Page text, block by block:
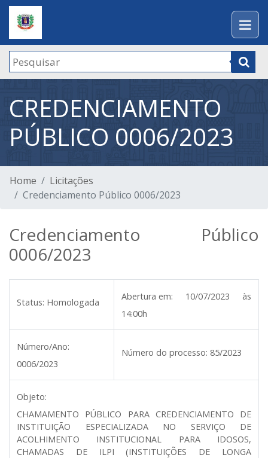
CREDENCIAMENTO
PÚBLICO 0006/2023
Home
Licitações
Credenciamento Público 0006/2023
Credenciamento Público
0006/2023
Status: Homologada
Abertura em:
10/07/2023 às
14:00h
Número/Ano:
0006/2023
Número do processo: 85/2023
Objeto:
CHAMAMENTO PÚBLICO PARA CREDENCIAMENTO DE
INSTITUIÇÃO ESPECIALIZADA NO SERVIÇO DE
ACOLHIMENTO INSTITUCIONAL PARA IDOSOS,
CHAMADAS DE ILPI (INSTITUIÇÕES DE LONGA